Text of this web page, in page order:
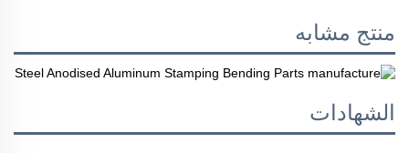
منتج مشابه
الشهادات